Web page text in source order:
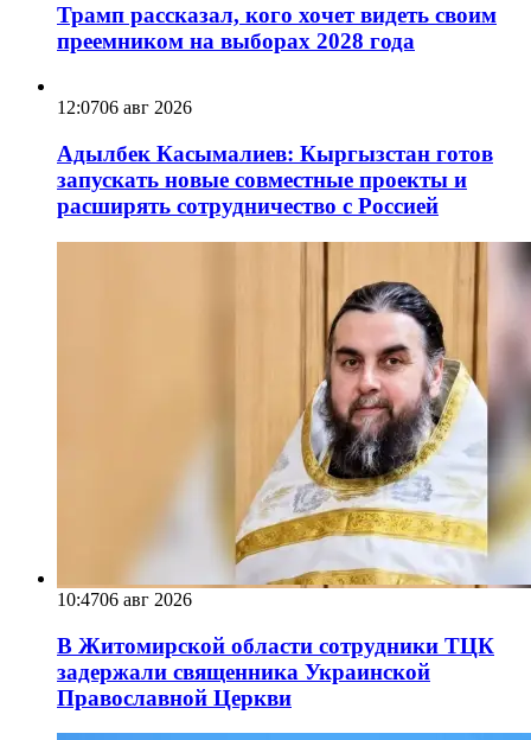
Трамп рассказал, кого хочет видеть своим
преемником на выборах 2028 года
12:0706 авг 2026
Адылбек Касымалиев: Кыргызстан готов
запускать новые совместные проекты и
расширять сотрудничество с Россией
10:4706 авг 2026
В Житомирской области сотрудники ТЦК
задержали священника Украинской
Православной Церкви